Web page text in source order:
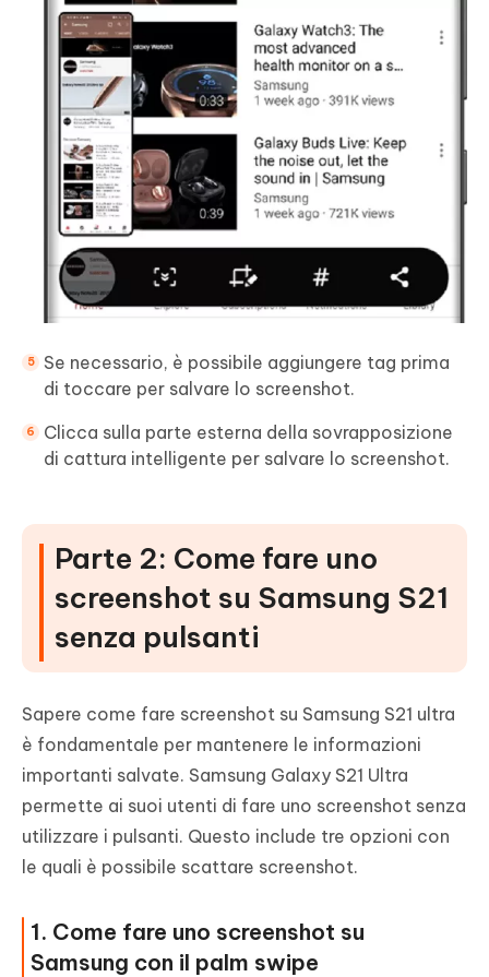
Se necessario, è possibile aggiungere tag prima
di toccare per salvare lo screenshot.
Clicca sulla parte esterna della sovrapposizione
di cattura intelligente per salvare lo screenshot.
Parte 2: Come fare uno
screenshot su Samsung S21
senza pulsanti
Sapere come fare screenshot su Samsung S21 ultra
è fondamentale per mantenere le informazioni
importanti salvate. Samsung Galaxy S21 Ultra
permette ai suoi utenti di fare uno screenshot senza
utilizzare i pulsanti. Questo include tre opzioni con
le quali è possibile scattare screenshot.
1. Come fare uno screenshot su
Samsung con il palm swipe